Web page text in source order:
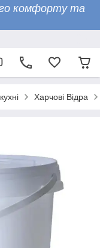
комфорту та
Харчові Відра